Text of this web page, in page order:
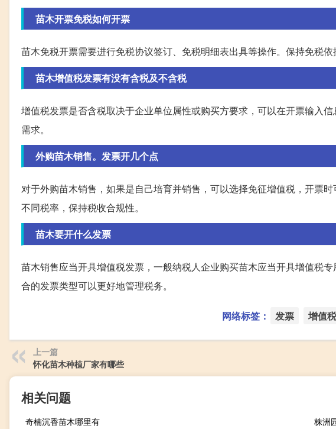
苗木开票免税如何开票
苗木免税开票需要进行免税协议签订、免税明细表出具等操作。保持免税依
苗木增值税发票有没有含税及不含税
增值税发票是否含税取决于企业单位属性或购买方要求，可以在开票输入
需求。
外购苗木销售。发票开几个点
对于外购苗木销售，如果是自己培育并销售，可以选择免征增值税，开票
不同税率，保持税收合规性。
苗木要开什么发票
苗木销售应当开具增值税发票，一般纳税人企业购买苗木应当开具增值税
合的发票类型可以更好地管理税务。
网络标签： 发票 增值税
上一篇
怀化苗木种植厂家有哪些
相关问题
奇楠沉香苗木哪里有 株洲